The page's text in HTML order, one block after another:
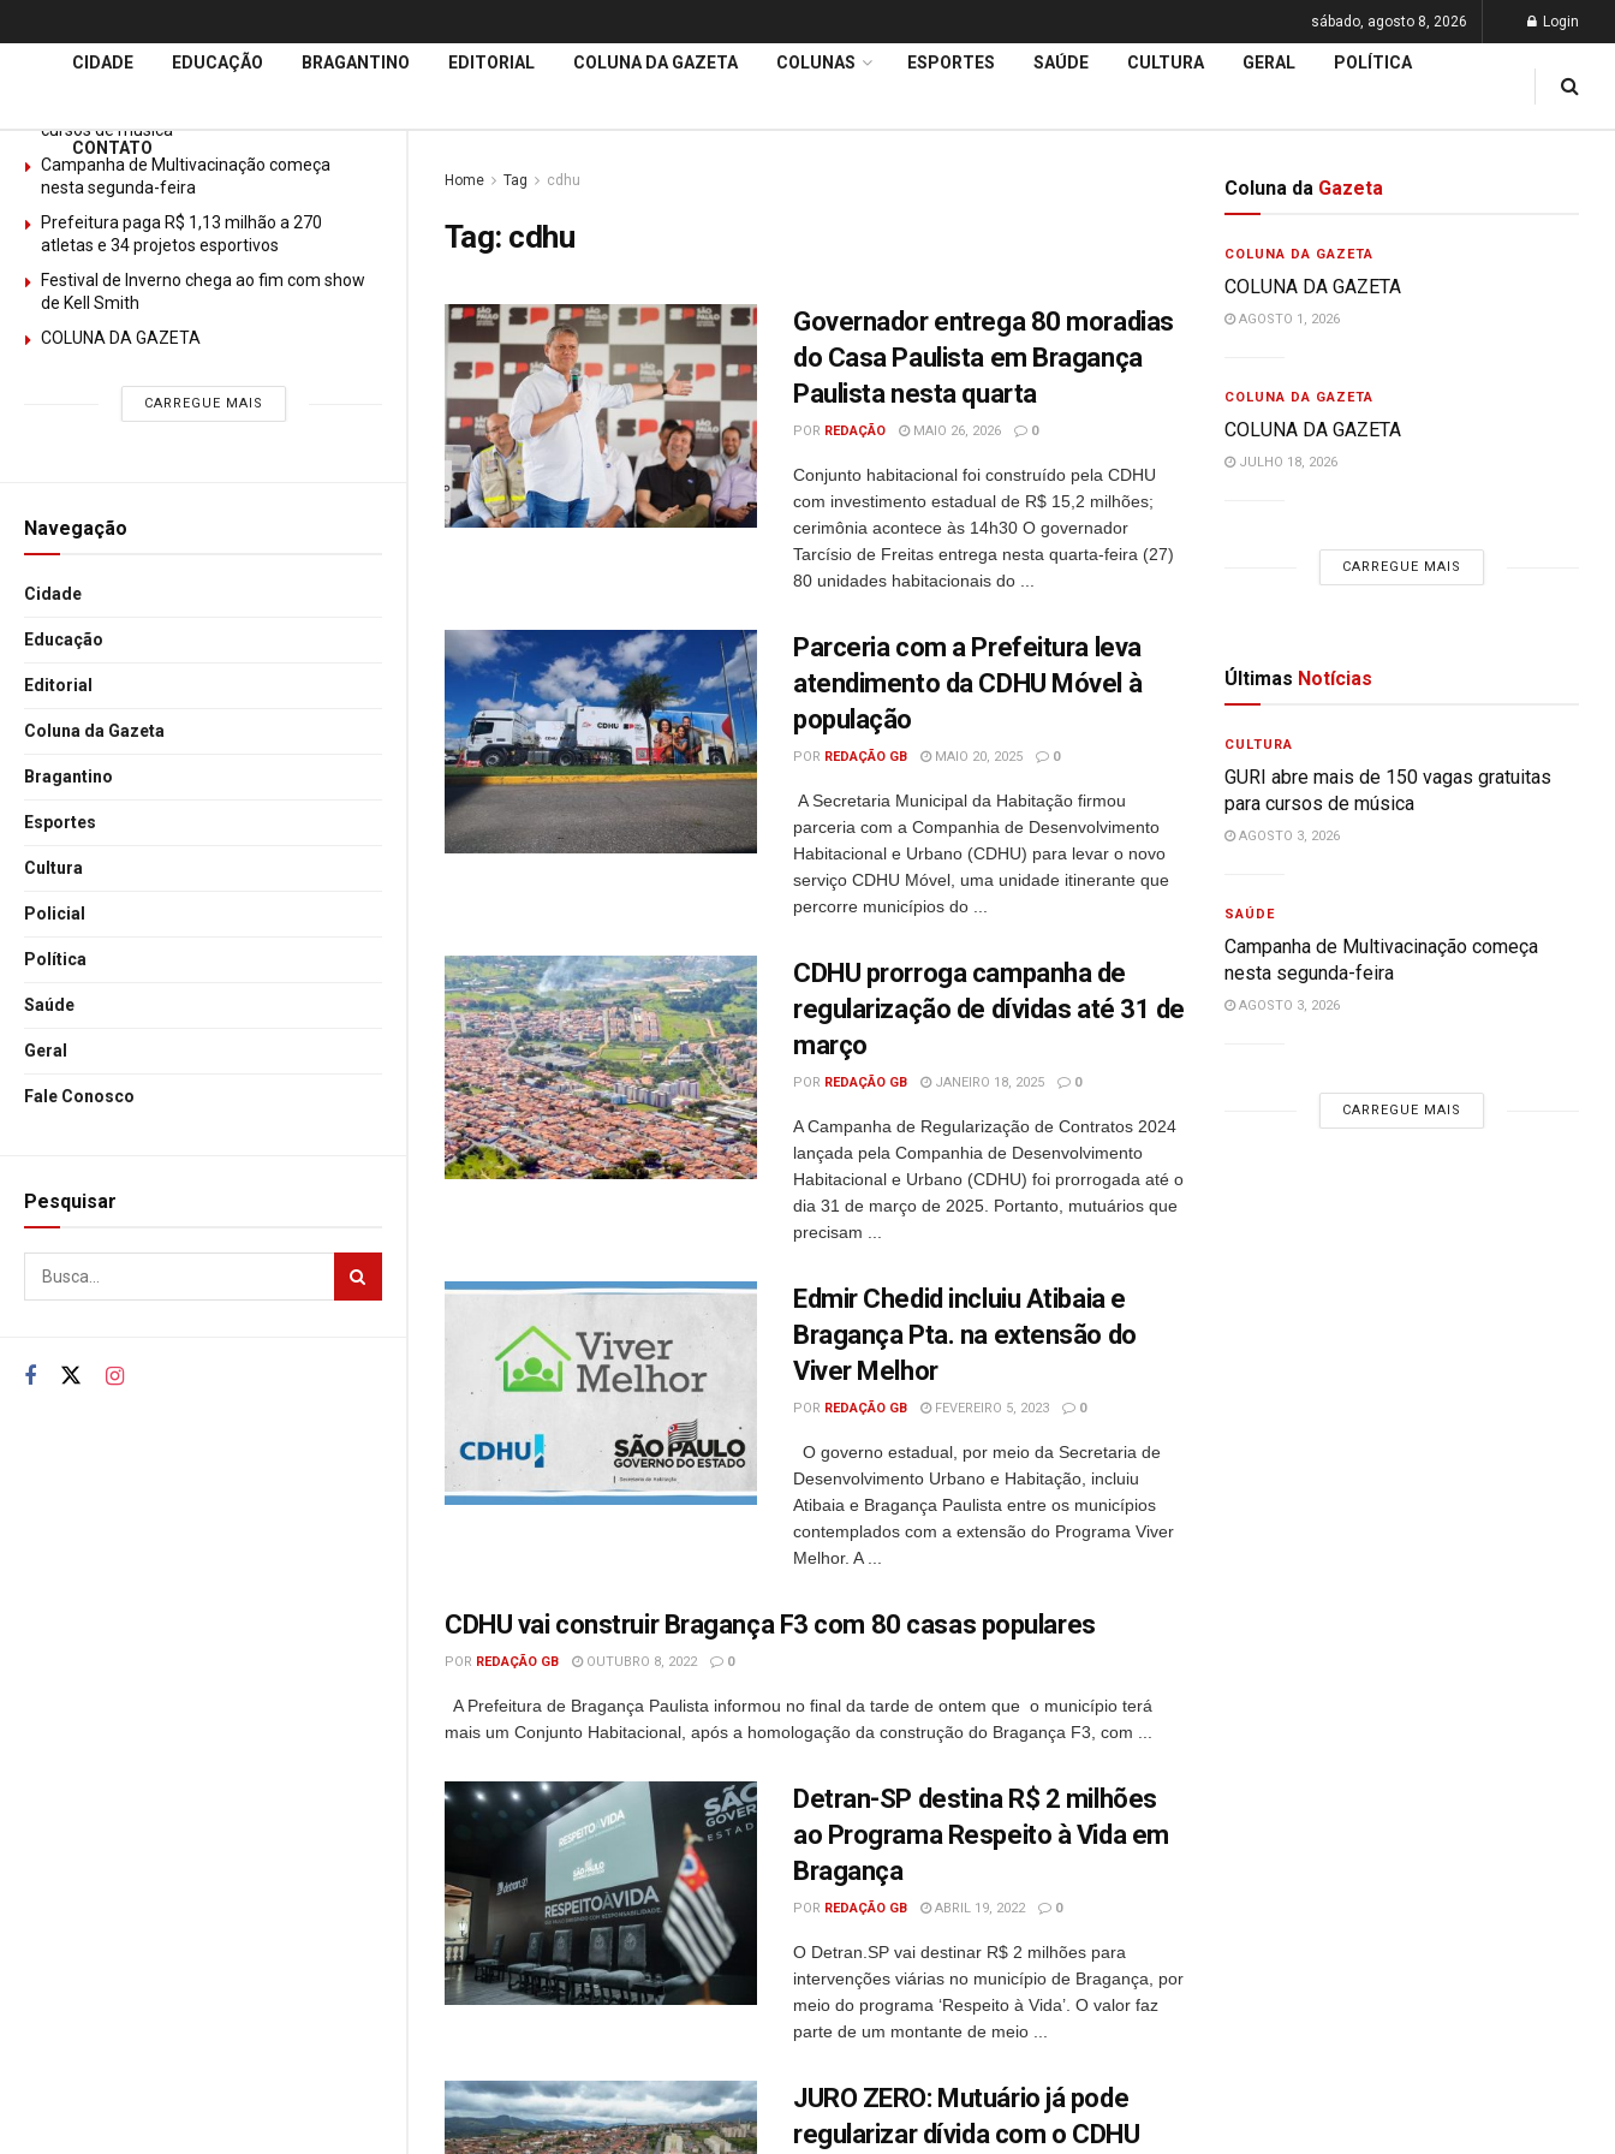
ÚltimasNotícias
cursos de música
Campanha de Multivacinação começa
nesta segunda-feira
Prefeitura paga R$ 1,13 milhão a 270
atletas e 34 projetos esportivos
Festival de Inverno chega ao fim com show
de Kell Smith
COLUNA DA GAZETA
CARREGUE MAIS
Navegação
Cidade
Educação
Editorial
Coluna da Gazeta
Bragantino
Esportes
Cultura
Policial
Política
Saúde
Geral
Fale Conosco
Pesquisar
sábado, agosto 8, 2026 Login
CIDADE EDUCAÇÃO BRAGANTINO EDITORIAL COLUNA DA GAZETA COLUNAS ESPORTES SAÚDE CULTURA GERAL POLÍTICA
CONTATO
Home Tag cdhu
Tag: cdhu
Governador entrega 80 moradias
do Casa Paulista em Bragança
Paulista nesta quarta
POR REDAÇÃO MAIO 26, 2026 0
Conjunto habitacional foi construído pela CDHU
com investimento estadual de R$ 15,2 milhões;
cerimônia acontece às 14h30 O governador
Tarcísio de Freitas entrega nesta quarta-feira (27)
80 unidades habitacionais do ...
Parceria com a Prefeitura leva
atendimento da CDHU Móvel à
população
POR REDAÇÃO GB MAIO 20, 2025 0
A Secretaria Municipal da Habitação firmou
parceria com a Companhia de Desenvolvimento
Habitacional e Urbano (CDHU) para levar o novo
serviço CDHU Móvel, uma unidade itinerante que
percorre municípios do ...
CDHU prorroga campanha de
regularização de dívidas até 31 de
março
POR REDAÇÃO GB JANEIRO 18, 2025 0
A Campanha de Regularização de Contratos 2024
lançada pela Companhia de Desenvolvimento
Habitacional e Urbano (CDHU) foi prorrogada até o
dia 31 de março de 2025. Portanto, mutuários que
precisam ...
Edmir Chedid incluiu Atibaia e
Bragança Pta. na extensão do
Viver Melhor
POR REDAÇÃO GB FEVEREIRO 5, 2023 0
O governo estadual, por meio da Secretaria de
Desenvolvimento Urbano e Habitação, incluiu
Atibaia e Bragança Paulista entre os municípios
contemplados com a extensão do Programa Viver
Melhor. A ...
CDHU vai construir Bragança F3 com 80 casas populares
POR REDAÇÃO GB OUTUBRO 8, 2022 0
A Prefeitura de Bragança Paulista informou no final da tarde de ontem que o município terá
mais um Conjunto Habitacional, após a homologação da construção do Bragança F3, com ...
Detran-SP destina R$ 2 milhões
ao Programa Respeito à Vida em
Bragança
POR REDAÇÃO GB ABRIL 19, 2022 0
O Detran.SP vai destinar R$ 2 milhões para
intervenções viárias no município de Bragança, por
meio do programa ‘Respeito à Vida’. O valor faz
parte de um montante de meio ...
JURO ZERO: Mutuário já pode
regularizar dívida com o CDHU
Coluna da Gazeta
COLUNA DA GAZETA
COLUNA DA GAZETA
AGOSTO 1, 2026
COLUNA DA GAZETA
COLUNA DA GAZETA
JULHO 18, 2026
CARREGUE MAIS
Últimas Notícias
CULTURA
GURI abre mais de 150 vagas gratuitas
para cursos de música
AGOSTO 3, 2026
SAÚDE
Campanha de Multivacinação começa
nesta segunda-feira
AGOSTO 3, 2026
CARREGUE MAIS